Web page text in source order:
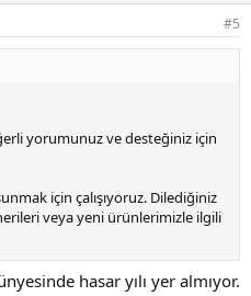
#5
yorumunuz ve desteğiniz için
için çalışıyoruz. Dilediğiniz
veya yeni ürünlerimizle ilgili
hasar yılı yer almıyor.